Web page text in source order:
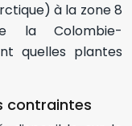
à la zone 8
la Colombie-
quelles plantes
contraintes